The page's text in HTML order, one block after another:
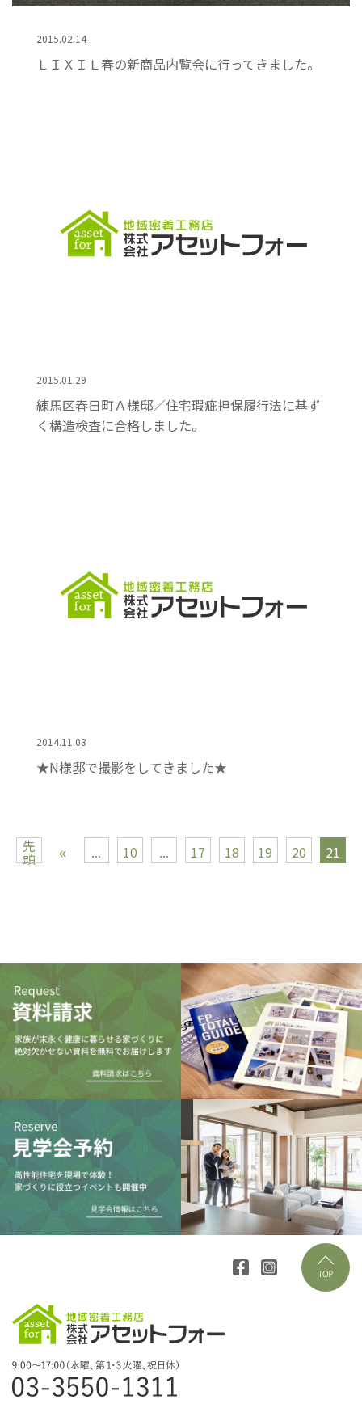
2015.02.14
ＬＩＸＩＬ春の新商品内覧会に行ってきました。
2015.01.29
練馬区春日町Ａ様邸／住宅瑕疵担保履行法に基ず
く構造検査に合格しました。
2014.11.03
★N様邸で撮影をしてきました★
先
頭 « ... 10 ... 17 18 19 20 21